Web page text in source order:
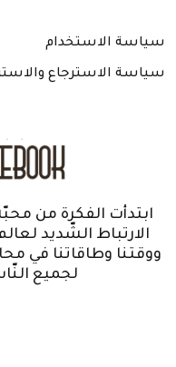
سياسة الاستخدام
سياسة الاسترجاع
ابتدأت الفكرة من
الارتباط الشّديد
ووقتنا وطاقاتنا في
لجميع